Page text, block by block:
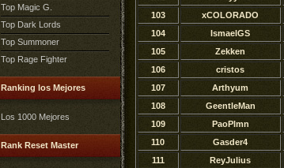
Top Magic G.
Top Dark Lords
Top Summoner
Top Rage Fighter
Ranking los Mejores
Los 1000 Mejores
Rank Reset Master
103
xCOLORADO
104
IsmaelGS
105
Zekken
106
cristos
107
Arthyum
108
GeentleMan
109
PaoPlmn
110
Gasder4
111
ReyJulius